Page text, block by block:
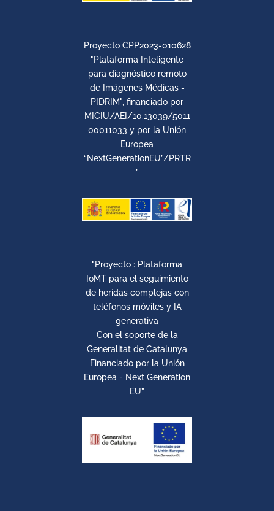
Proyecto CPP2023-010628
"Plataforma Inteligente
para diagnóstico remoto
de Imágenes Médicas -
PIDRIM", financiado por
MICIU/AEI/10.13039/5011
00011033 y por la Unión
Europea
“NextGenerationEU”/PRTR
”
"Proyecto : Plataforma
IoMT para el seguimiento
de heridas complejas con
teléfonos móviles y IA
generativa
Con el soporte de la
Generalitat de Catalunya
Financiado por la Unión
Europea - Next Generation
EU”